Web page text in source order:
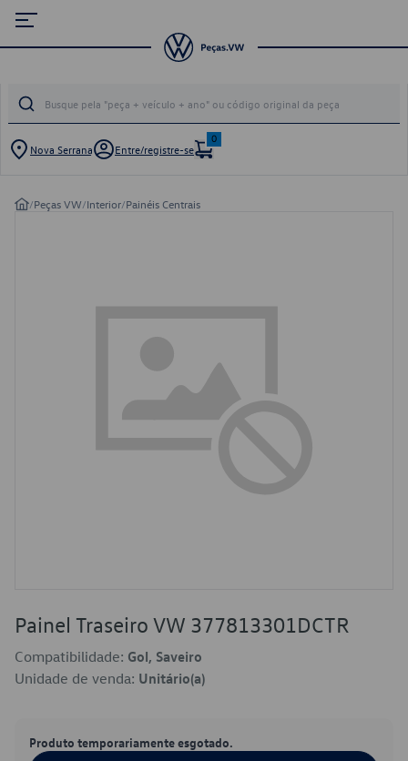
Nova Serrana Entre/registre-se
0
/Peças VW/Interior/Painéis Centrais
Painel Traseiro VW 377813301DCTR
Compatibilidade: Gol, Saveiro
Unidade de venda: Unitário(a)
Produto temporariamente esgotado.